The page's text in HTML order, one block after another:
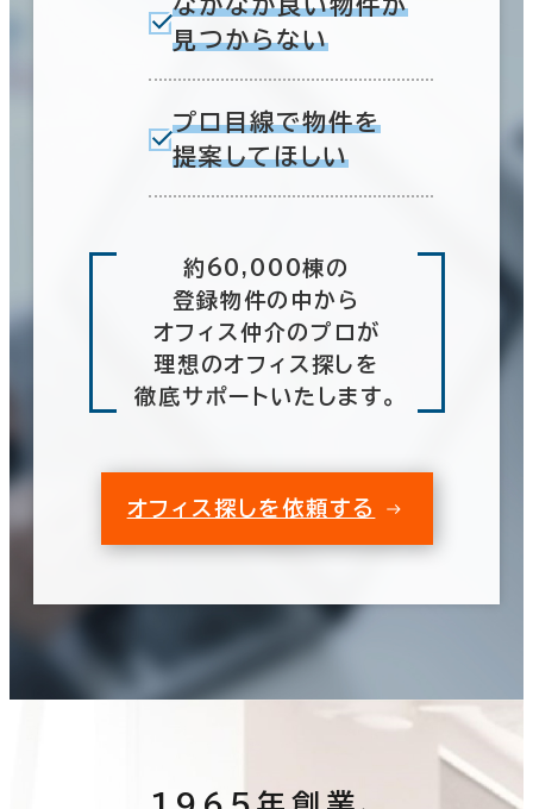
なかなか良い物件が
見つからない
プロ目線で物件を
提案してほしい
約60,000棟の
登録物件の中から
オフィス仲介のプロが
理想のオフィス探しを
徹底サポートいたします。
オフィス探しを依頼する